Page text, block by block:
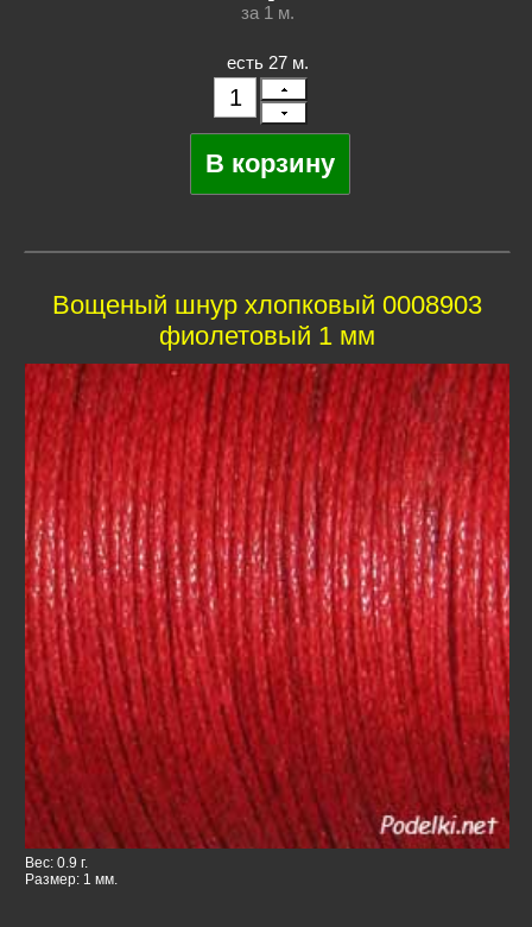
за 1 м.
есть 27 м.
Вощеный шнур хлопковый 0008903
фиолетовый 1 мм
Вес: 0.9 г.
Размер: 1 мм.